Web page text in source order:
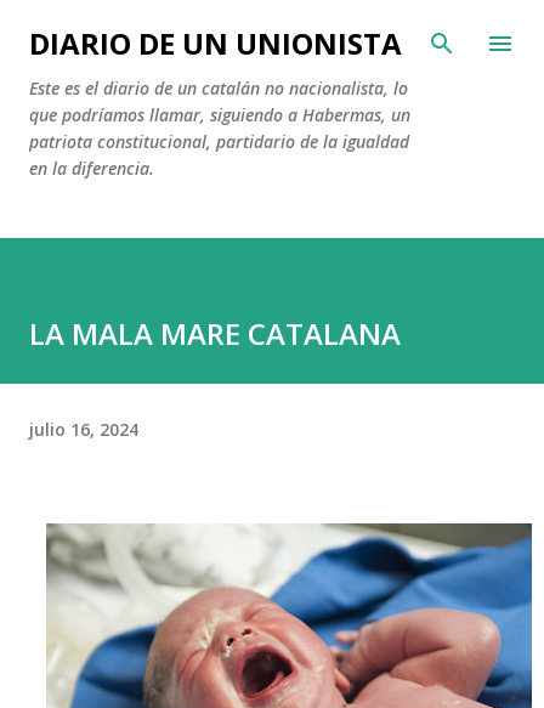
Ir al contenido principal
DIARIO DE UN UNIONISTA
Este es el diario de un catalán no nacionalista, lo
que podríamos llamar, siguiendo a Habermas, un
patriota constitucional, partidario de la igualdad
en la diferencia.
LA MALA MARE CATALANA
julio 16, 2024